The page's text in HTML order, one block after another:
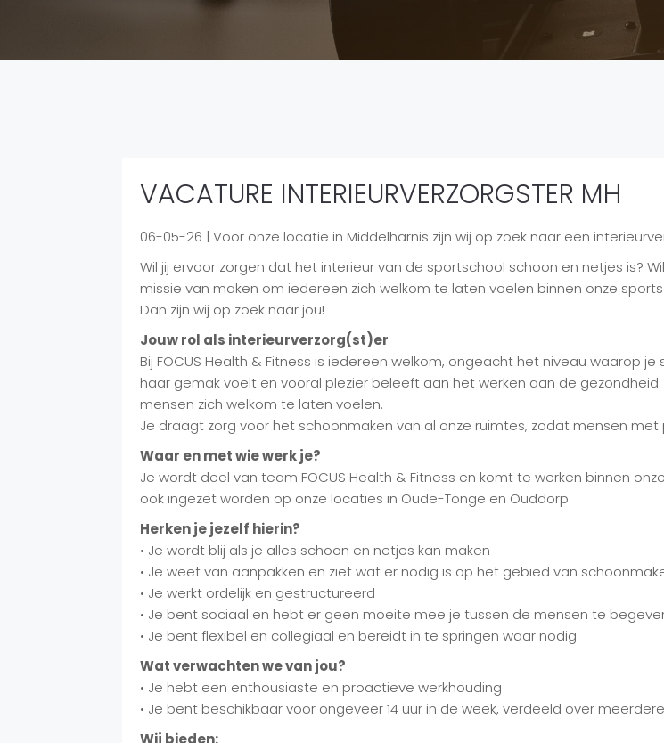
VACATURE INTERIEURVERZORGSTER MH
06-05-26 | Voor onze locatie in Middelharnis zijn wij op zoek naar een
Wil jij ervoor zorgen dat het interieur van de sportschool schoon en netjes is?
missie van maken om iedereen zich welkom te laten voelen binnen onze
Dan zijn wij op zoek naar jou!
Jouw rol als interieurverzorg(st)er
Bij FOCUS Health & Fitness is iedereen welkom, ongeacht het niveau waarop
haar gemak voelt en vooral plezier beleeft aan het werken aan de
mensen zich welkom te laten voelen.
Je draagt zorg voor het schoonmaken van al onze ruimtes, zodat mensen
Waar en met wie werk je?
Je wordt deel van team FOCUS Health & Fitness en komt te werken binnen
ook ingezet worden op onze locaties in Oude-Tonge en Ouddorp.
Herken je jezelf hierin?
• Je wordt blij als je alles schoon en netjes kan maken
• Je weet van aanpakken en ziet wat er nodig is op het gebied van
• Je werkt ordelijk en gestructureerd
• Je bent sociaal en hebt er geen moeite mee je tussen de mensen te
• Je bent flexibel en collegiaal en bereidt in te springen waar nodig
Wat verwachten we van jou?
• Je hebt een enthousiaste en proactieve werkhouding
• Je bent beschikbaar voor ongeveer 14 uur in de week, verdeeld over
Wij bieden: